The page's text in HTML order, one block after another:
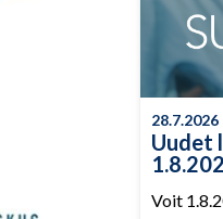
28.7.2026
Uudet
Voit